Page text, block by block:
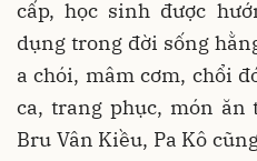
cấp, học sinh được
dụng trong đời sống
a chói, mâm cơm, chổi
ca, trang phục, món ăn
Bru Vân Kiều, Pa Kô